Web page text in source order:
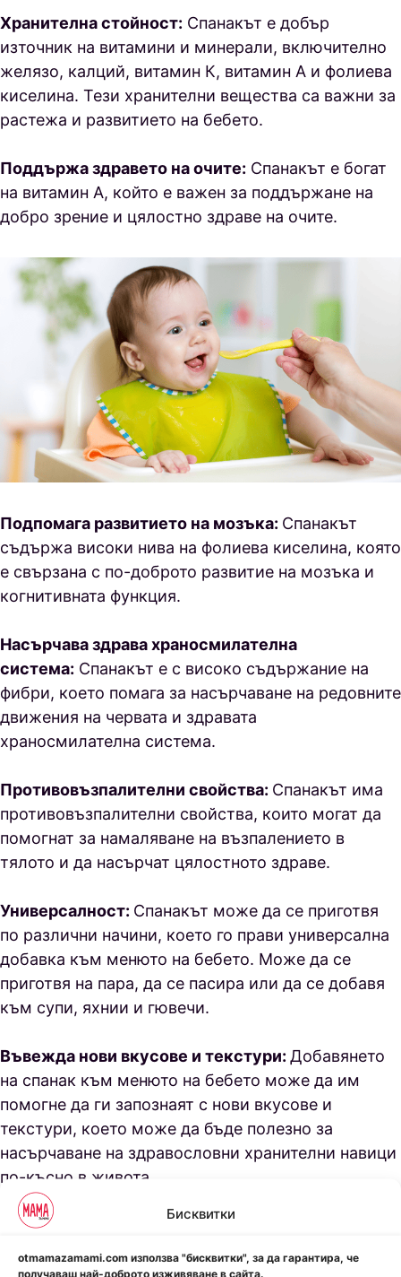
Бисквитки
otmamazamami.com използва "бисквитки", за да гарантира, че
получаваш най-доброто изживяване в сайта.
Хранителна стойност: Спанакът е добър
източник на витамини и минерали, включително
желязо, калций, витамин К, витамин А и фолиева
киселина. Тези хранителни вещества са важни за
растежа и развитието на бебето.
Поддържа здравето на очите: Спанакът е богат
на витамин А, който е важен за поддържане на
добро зрение и цялостно здраве на очите.
Подпомага развитието на мозъка: Спанакът
съдържа високи нива на фолиева киселина, която
е свързана с по-доброто развитие на мозъка и
когнитивната функция.
Насърчава здрава храносмилателна
система: Спанакът е с високо съдържание на
фибри, което помага за насърчаване на редовните
движения на червата и здравата
храносмилателна система.
Противовъзпалителни свойства: Спанакът има
противовъзпалителни свойства, които могат да
помогнат за намаляване на възпалението в
тялото и да насърчат цялостното здраве.
Универсалност: Спанакът може да се приготвя
по различни начини, което го прави универсална
добавка към менюто на бебето. Може да се
приготвя на пара, да се пасира или да се добавя
към супи, яхнии и гювечи.
Въвежда нови вкусове и текстури: Добавянето
на спанак към менюто на бебето може да им
помогне да ги запознаят с нови вкусове и
текстури, което може да бъде полезно за
насърчаване на здравословни хранителни навици
по-късно в живота.